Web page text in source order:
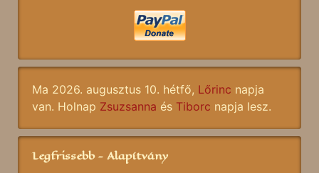
Ma 2026. augusztus 10. hétfő, Lőrinc napja
van. Holnap Zsuzsanna és Tiborc napja lesz.
Legfrissebb - Alapítvány